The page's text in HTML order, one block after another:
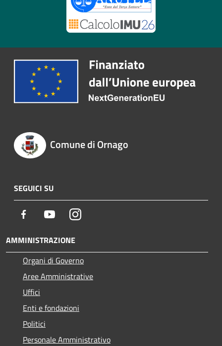
Comune di Ornago
SEGUICI SU
Facebook YoutubeInstagram
AMMINISTRAZIONE
Organi di Governo
Aree Amministrative
Uffici
Enti e fondazioni
Politici
Personale Amministrativo